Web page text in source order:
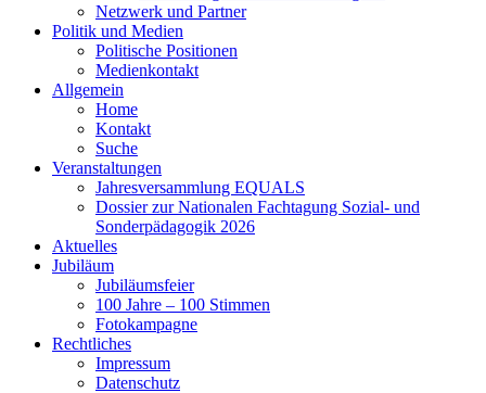
Netzwerk und Partner
Politik und Medien
Politische Positionen
Medienkontakt
Allgemein
Home
Kontakt
Suche
Veranstaltungen
Jahresversammlung EQUALS
Dossier zur Nationalen Fachtagung Sozial- und
Sonderpädagogik 2026
Aktuelles
Jubiläum
Jubiläumsfeier
100 Jahre – 100 Stimmen
Fotokampagne
Rechtliches
Impressum
Datenschutz